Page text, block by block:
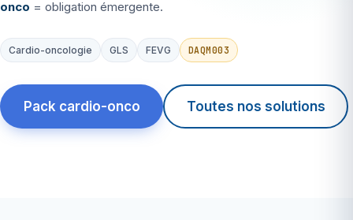
onco = obligation émergente.
Cardio-oncologie GLS FEVG DAQM003
Pack cardio-onco Toutes nos solutions